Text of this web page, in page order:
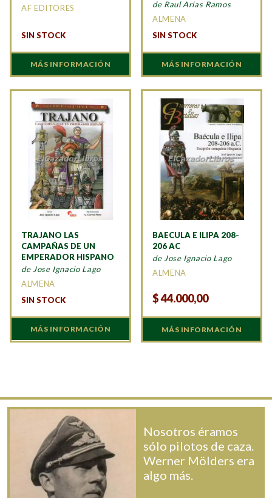
AF EDITORES
SIN STOCK
MÁS INFORMACIÓN
de Raul Arias Ramos
ALMENA
SIN STOCK
MÁS INFORMACIÓN
TRAJANO LAS
CAMPAÑAS DE UN
EMPERADOR HISPANO
de Jose Ignacio Lago
ALMENA
SIN STOCK
MÁS INFORMACIÓN
BAECULA E ILIPA 208-
206 AC
de Jose Ignacio Lago
ALMENA
$44.000,00
MÁS INFORMACIÓN
Nosotros éramos
sólo pilotos de caza.
Werner Mölders era
algo más.